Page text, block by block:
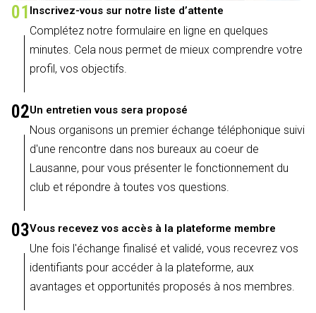
01 Inscrivez-vous sur notre liste d’attente
Complétez notre formulaire en ligne en quelques
minutes. Cela nous permet de mieux comprendre votre
profil, vos objectifs.
02Un entretien vous sera proposé
Nous organisons un premier échange téléphonique suivi
d'une rencontre dans nos bureaux au coeur de
Lausanne, pour vous présenter le fonctionnement du
club et répondre à toutes vos questions.
03Vous recevez vos accès à la plateforme membre
Une fois l'échange finalisé et validé, vous recevrez vos
identifiants pour accéder à la plateforme, aux
avantages et opportunités proposés à nos membres.